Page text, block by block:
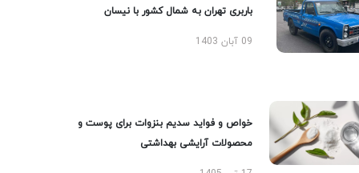
باربری تهران به شمال کشور با نیسان
09 آبان 1403
خواص و فواید سدیم بنزوات برای پوست و
محصولات آرایشی بهداشتی